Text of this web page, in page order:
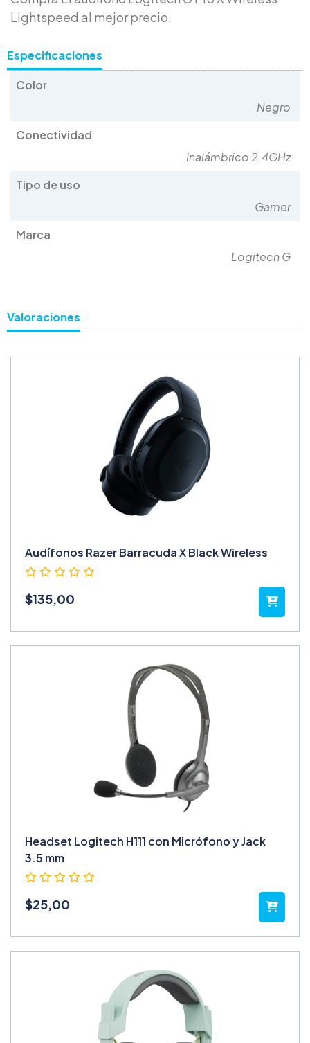
Lightspeed al mejor precio.
Especificaciones
Color
Negro
Conectividad
Inalámbrico 2.4GHz
Tipo de uso
Gamer
Marca
Logitech G
Valoraciones
Audífonos Razer Barracuda X Black Wireless
$135,00
Headset Logitech H111 con Micrófono y Jack
3.5 mm
$25,00